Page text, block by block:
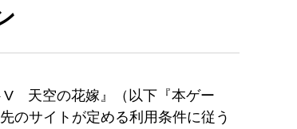
V 天空の花嫁』（以下『本ゲー
のサイトが定める利用条件に従う